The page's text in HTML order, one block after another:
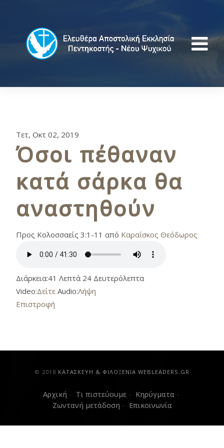
Τετ, Οκτ 02, 2019
Όσοι πέθαναν
κατά σάρκα θα
αναστηθούν
Προς Κολοσσαείς 3:1-11 από Καραΐσκος Θεόδωρος
Διάρκεια:41 Λεπτά 24 Δευτερόλεπτα
Video:Δείτε Audio:Λήψη
Επιστροφή
Αρχική Τι πιστεύουμε
Κηρύγματα
Ζωντανή μετάδοση
Επικοινωνία
© 2018 ΚAΤΑΣΚΕΥΗ & ΦΙΛΟΞΕΝΙΑ WEBLEADERS.GR